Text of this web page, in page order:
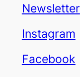
Newsletter
Instagram
Facebook